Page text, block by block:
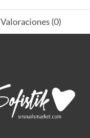
Valoraciones (0)